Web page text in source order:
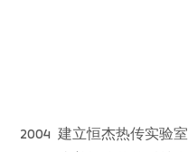
2004 建立恒杰热传实验室